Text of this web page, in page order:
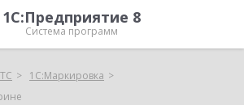
1С:Предприятие 8
Система программ
1С:Маркировка